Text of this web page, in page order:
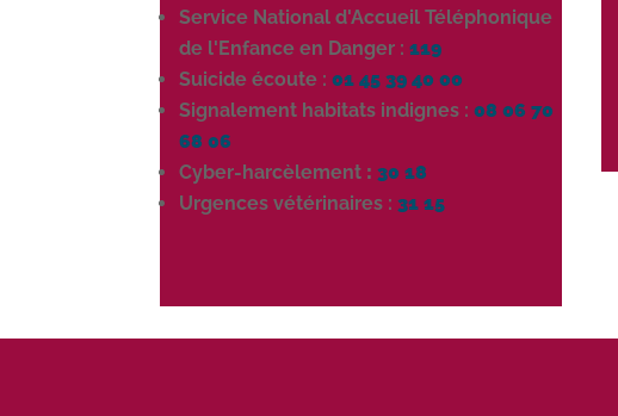
Service National d'Accueil Téléphonique
de l'Enfance en Danger : 119
Suicide écoute : 01 45 39 40 00
Signalement habitats indignes : 08 06 70
68 06
Cyber-harcèlement :30 18
Urgences vétérinaires : 31 15